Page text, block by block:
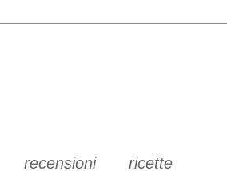
recensioni ricette